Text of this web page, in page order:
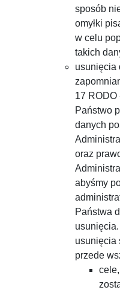
sposób
omyłki
w celu
takich
usunięcia
17 RODO
Państwo
danych
oraz
abyśmy
Państwa
usunięcia
przede